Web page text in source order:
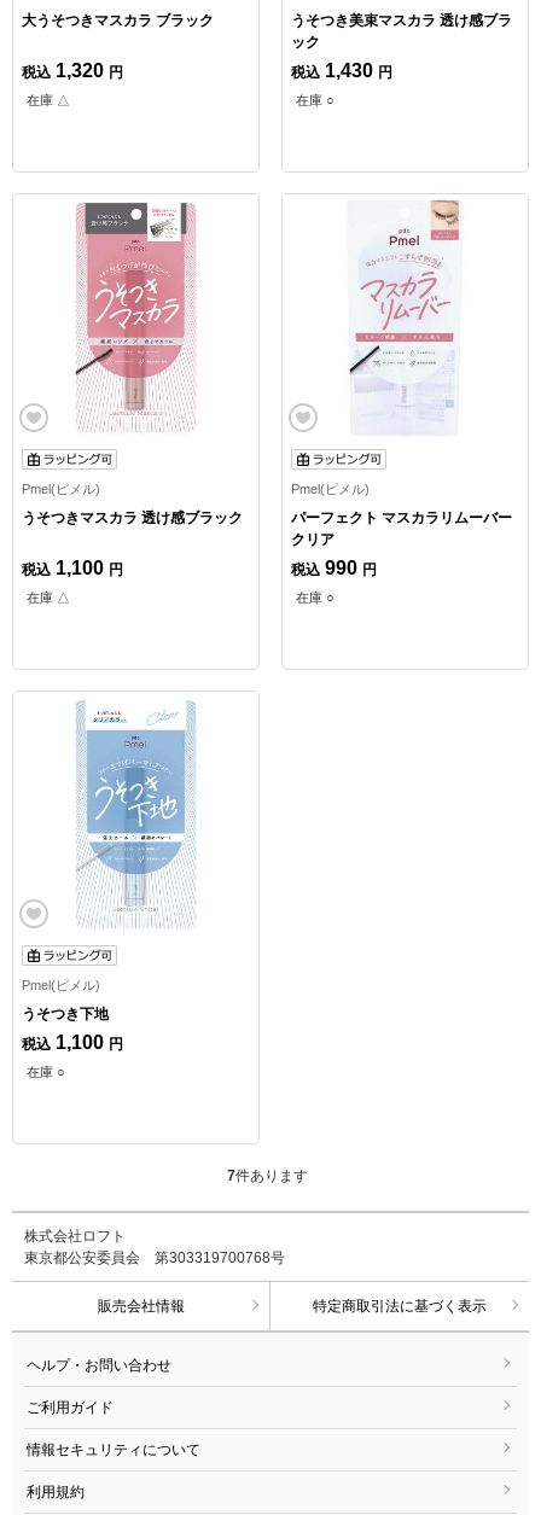
大うそつきマスカラ ブラック
税込 1,320 円
在庫 △
うそつき美束マスカラ 透け感ブラ
ック
税込 1,430 円
在庫 ○
Pmel(ピメル)
うそつきマスカラ 透け感ブラック
税込 1,100 円
在庫 △
Pmel(ピメル)
パーフェクト マスカラリムーバー
クリア
税込 990 円
在庫 ○
Pmel(ピメル)
うそつき下地
税込 1,100 円
在庫 ○
7件あります
株式会社ロフト
東京都公安委員会 第303319700768号
販売会社情報 特定商取引法に基づく表示
ヘルプ・お問い合わせ
ご利用ガイド
情報セキュリティについて
利用規約